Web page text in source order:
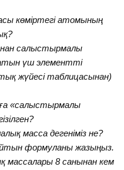
көміртегі атомының
салыстырмалы
үш элементті
жүйесі таблицасынан)
«салыстырмалы
масса дегеніміз не?
формуланы жазыңыз.
8 санынан кем